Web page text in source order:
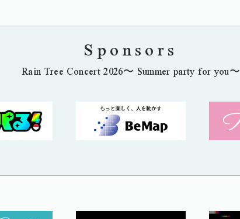
Sponsors
Rain Tree Concert 2026〜 Summer party for you〜